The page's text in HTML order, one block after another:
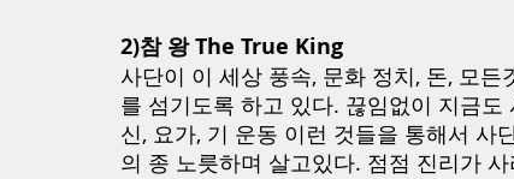
2)참 왕 The True King
사단이 이 세상 풍속, 문화 정치, 돈, 모
를 섬기도록 하고 있다. 끊임없이 지금도
신, 요가, 기 운동 이런 것들을 통해서 사
의 종 노릇하며 살고있다. 점점 진리가